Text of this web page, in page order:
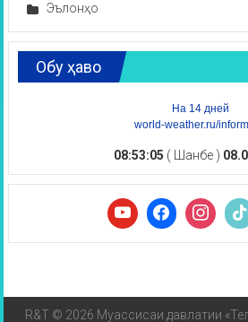
Эълонҳо
Обу ҳаво
На 14 дней
world-weather.ru/
08:53:06 ( Шанбе )
R&T © 2026 Муассисаи давлатии